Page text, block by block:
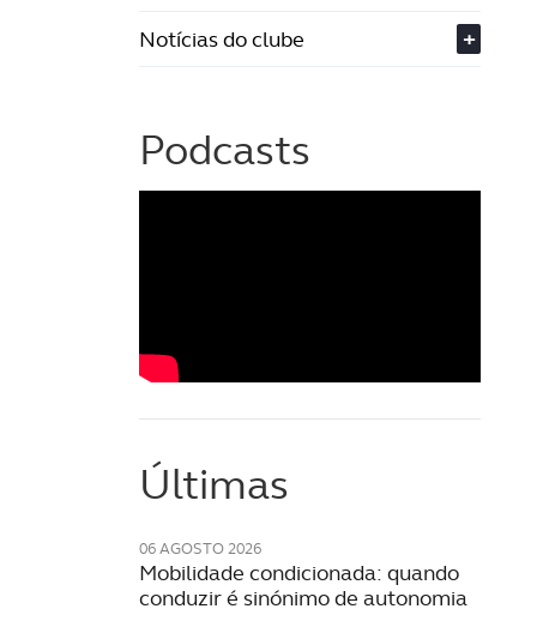
Notícias do clube
+
Podcasts
Últimas
06 AGOSTO 2026
Mobilidade condicionada: quando
conduzir é sinónimo de autonomia